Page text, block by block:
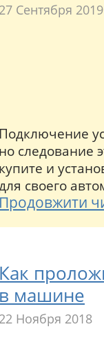
27 Сентября 2019
Подключение
но следование
купите и
своего
Продовжити
Как
в машине
22 Ноября 2018